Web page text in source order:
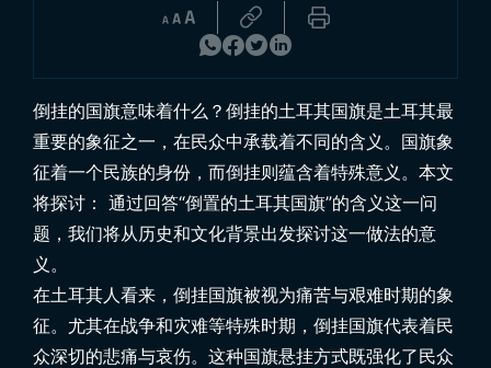
倒挂的国旗意味着什么？倒挂的土耳其国旗是土耳其最
重要的象征之一，在民众中承载着不同的含义。国旗象
征着一个民族的身份，而倒挂则蕴含着特殊意义。本文
将探讨： 通过回答“倒置的土耳其国旗”的含义这一问
题，我们将从历史和文化背景出发探讨这一做法的意
义。
在土耳其人看来，倒挂国旗被视为痛苦与艰难时期的象
征。尤其在战争和灾难等特殊时期，倒挂国旗代表着民
众深切的悲痛与哀伤。这种国旗悬挂方式既强化了民众
浏览产品